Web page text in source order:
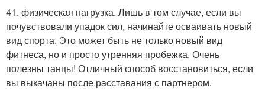
41. физическая нагрузка. Лишь в том случае, если вы
почувствовали упадок сил, начинайте осваивать новый
вид спорта. Это может быть не только новый вид
фитнеса, но и просто утренняя пробежка. Очень
полезны танцы! Отличный способ восстановиться, если
вы выкачаны после расставания с партнером.